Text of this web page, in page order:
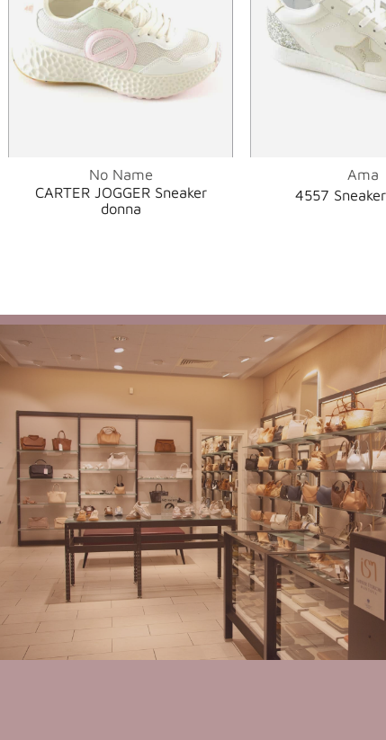
No Name
CARTER JOGGER Sneaker
donna
Ama
4557